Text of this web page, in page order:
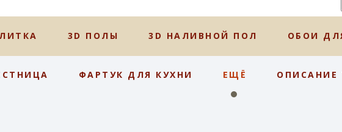
3D ПОЛЫ 3D НАЛИВНОЙ ПОЛ ОБОИ
ФАРТУК ДЛЯ КУХНИ ЕЩЁ ОПИСАНИЕ